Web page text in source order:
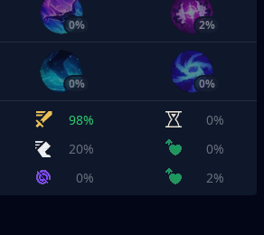
0% 2%
0% 0%
98%
0%
20%
0%
0% 2%